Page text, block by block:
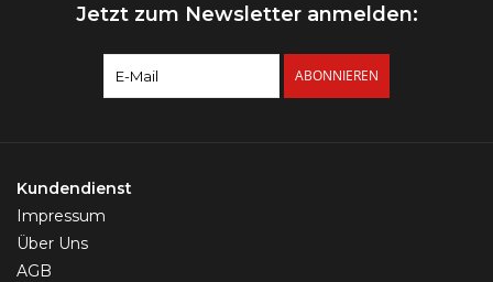
Jetzt zum Newsletter anmelden:
ABONNIEREN
Kundendienst
Impressum
Über Uns
AGB